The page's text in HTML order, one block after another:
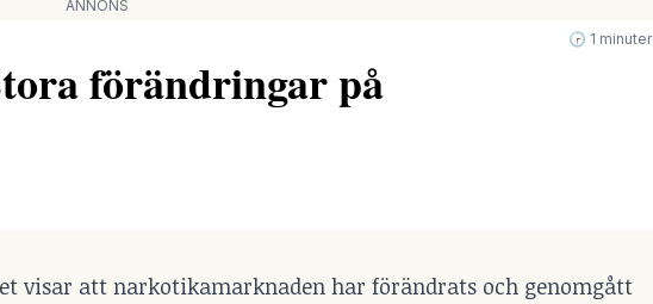
ANNONS
🕝 1 minuter
förändringar på
visar att narkotikamarknaden har förändrats och genomgått